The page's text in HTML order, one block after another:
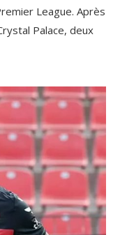
League. Après
Palace, deux